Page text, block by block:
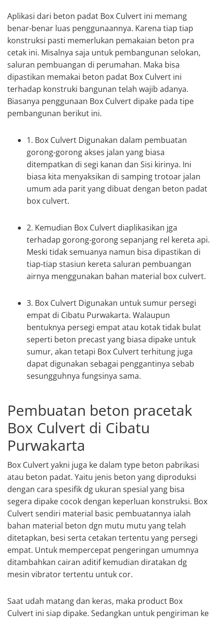
Aplikasi dari beton padat Box Culvert ini memang
benar-benar luas penggunaannya. Karena tiap tiap
konstruksi pasti memerlukan pemakaian beton pra
cetak ini. Misalnya saja untuk pembangunan selokan,
saluran pembuangan di perumahan. Maka bisa
dipastikan memakai beton padat Box Culvert ini
terhadap konstruki bangunan telah wajib adanya.
Biasanya penggunaan Box Culvert dipake pada tipe
pembangunan berikut ini.
1. Box Culvert Digunakan dalam pembuatan
gorong-gorong akses jalan yang biasa
ditempatkan di segi kanan dan Sisi kirinya. Ini
biasa kita menyaksikan di samping trotoar jalan
umum ada parit yang dibuat dengan beton padat
box culvert.
2. Kemudian Box Culvert diaplikasikan jga
terhadap gorong-gorong sepanjang rel kereta api.
Meski tidak semuanya namun bisa dipastikan di
tiap-tiap stasiun kereta saluran pembuangan
airnya menggunakan bahan material box culvert.
3. Box Culvert Digunakan untuk sumur persegi
empat di Cibatu Purwakarta. Walaupun
bentuknya persegi empat atau kotak tidak bulat
seperti beton precast yang biasa dipake untuk
sumur, akan tetapi Box Culvert terhitung juga
dapat digunakan sebagai penggantinya sebab
sesungguhnya fungsinya sama.
Pembuatan beton pracetak
Box Culvert di Cibatu
Purwakarta
Box Culvert yakni juga ke dalam type beton pabrikasi
atau beton padat. Yaitu jenis beton yang diproduksi
dengan cara spesifik dg ukuran spesial yang bisa
segera dipake cocok dengan keperluan konstruksi. Box
Culvert sendiri material basic pembuatannya ialah
bahan material beton dgn mutu mutu yang telah
ditetapkan, besi serta cetakan tertentu yang persegi
empat. Untuk mempercepat pengeringan umumnya
ditambahkan cairan aditif kemudian diratakan dg
mesin vibrator tertentu untuk cor.
Saat udah matang dan keras, maka product Box
Culvert ini siap dipake. Sedangkan untuk pengiriman ke